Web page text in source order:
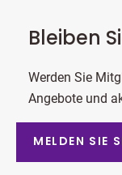
Bleiben
Werden Sie
Angebote und
MELDEN SIE